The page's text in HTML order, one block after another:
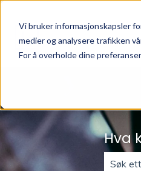
Vi bruker informasjonskapsler
medier og analysere trafikken
For å overholde dine
Hva